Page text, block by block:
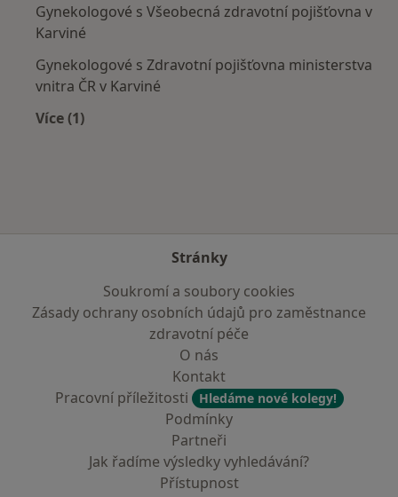
Gynekologové s Všeobecná zdravotní pojišťovna v
Karviné
Gynekologové s Zdravotní pojišťovna ministerstva
vnitra ČR v Karviné
Více (1)
Stránky
Soukromí a soubory cookies
Zásady ochrany osobních údajů pro zaměstnance
zdravotní péče
O nás
Kontakt
Pracovní příležitosti
Hledáme nové kolegy!
Podmínky
Partneři
Jak řadíme výsledky vyhledávání?
Přístupnost